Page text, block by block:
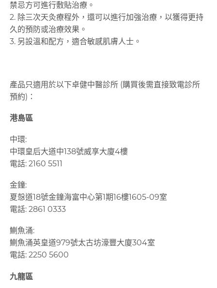
禁忌方可進行敷貼治療。
2. 除三次天灸療程外，還可以進行加強治療，以獲得更持
久的預防或治療效果。
3. 另設溫和配方，適合敏感肌膚人士。
產品只適用於以下卓健中醫診所 (購買後需直接致電診所
預約)：
港島區
中環:
中環皇后大道中138號威享大廈4樓
電話: 2160 5511
金鐘:
夏愨道18號金鐘海富中心第1期16樓1605-09室
電話: 2861 0333
鰂魚涌:
鰂魚涌英皇道979號太古坊濠豐大廈304室
電話: 2250 5600
九龍區